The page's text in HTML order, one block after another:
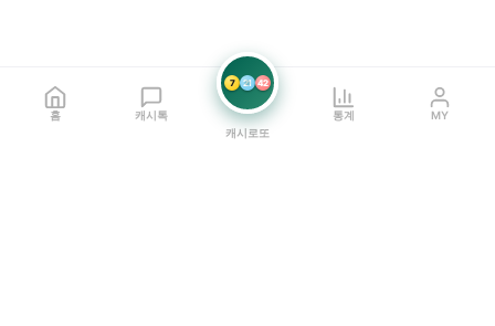
홈 캐시톡
7 21 42
캐시로또
통계 MY